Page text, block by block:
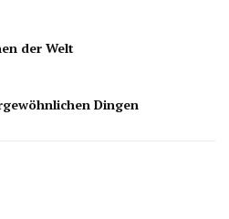
der Welt
Dingen